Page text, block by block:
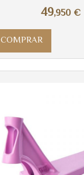
49,950 €
COMPRAR